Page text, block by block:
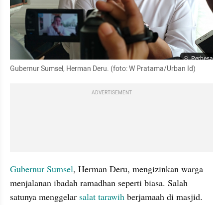
Perbesar
Gubernur Sumsel, Herman Deru. (foto: W Pratama/Urban Id)
ADVERTISEMENT
Gubernur Sumsel, Herman Deru, mengizinkan warga
menjalanan ibadah ramadhan seperti biasa. Salah
satunya menggelar salat tarawih berjamaah di masjid.